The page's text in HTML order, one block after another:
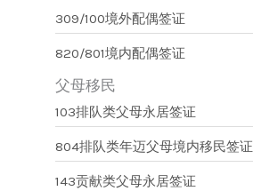
309/100境外配偶签证
820/801境内配偶签证
父母移民
103排队类父母永居签证
804排队类年迈父母境内移民签证
143贡献类父母永居签证